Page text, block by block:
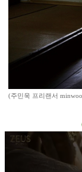
(주민욱 프리랜서